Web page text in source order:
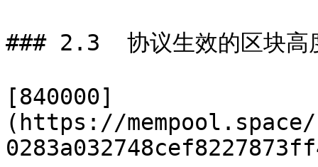
### 2.3  协议生效的区块高
[840000]
(https://mempool.space/